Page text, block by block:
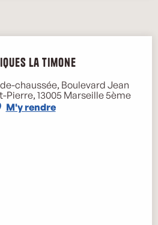
La Timone
chaussée, Boulevard Jean
Pierre, 13005 Marseille 5ème
M'y rendre